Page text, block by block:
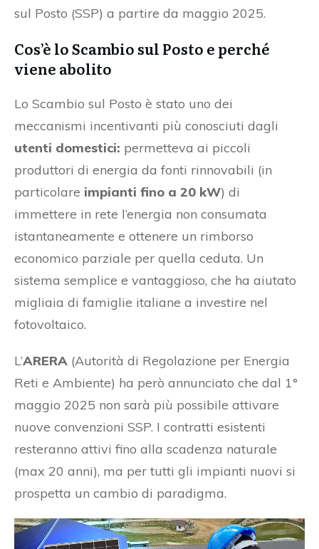
sul Posto (SSP) a partire da maggio 2025.
Cos’è lo Scambio sul Posto e perché
viene abolito
Lo Scambio sul Posto è stato uno dei
meccanismi incentivanti più conosciuti dagli
utenti domestici: permetteva ai piccoli
produttori di energia da fonti rinnovabili (in
particolare impianti fino a 20 kW) di
immettere in rete l’energia non consumata
istantaneamente e ottenere un rimborso
economico parziale per quella ceduta. Un
sistema semplice e vantaggioso, che ha aiutato
migliaia di famiglie italiane a investire nel
fotovoltaico.
L’ARERA (Autorità di Regolazione per Energia
Reti e Ambiente) ha però annunciato che dal 1°
maggio 2025 non sarà più possibile attivare
nuove convenzioni SSP. I contratti esistenti
resteranno attivi fino alla scadenza naturale
(max 20 anni), ma per tutti gli impianti nuovi si
prospetta un cambio di paradigma.